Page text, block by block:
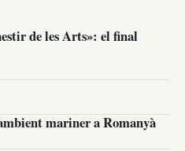
de les Arts»: el final
mariner a Romanyà